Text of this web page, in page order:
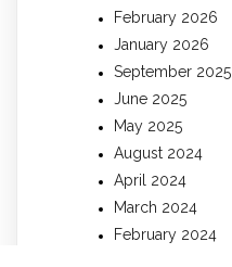
February 2026
January 2026
September 2025
June 2025
May 2025
August 2024
April 2024
March 2024
February 2024